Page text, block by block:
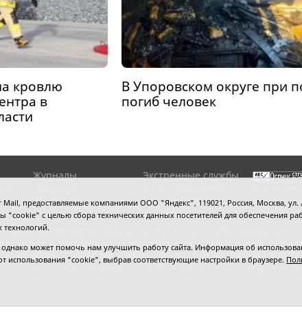
кровлю
в
В Упоровском округе при
погиб человек
Журналы
RSS поток
Экстренные службы
Сведения об
организации
выделите
нажмите
81,
пресс-релизов: tumentoday@obl72.ru. Отдел писем: тел.
область сегодня», свидетельство о регистрации СМИ
и массовых коммуникаций (Роскомнадзор). Учредитель:
Mail, предоставляемые компаниями ООО "Яндекс", 119021, Россия, Москва,
с целью сбора технических данных посетителей для обеспечения
технологий.
может помочь нам улучшить работу сайта. Информация об
использования "cookie", выбрав соответствующие настройки в браузере.